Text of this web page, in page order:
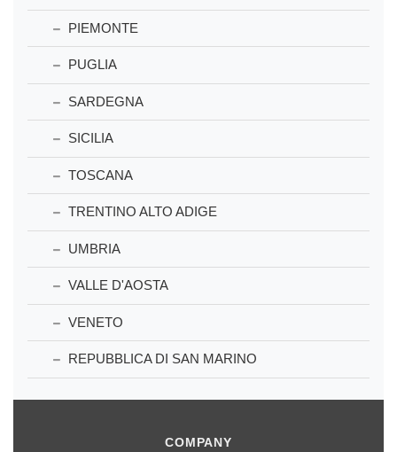
PIEMONTE
PUGLIA
SARDEGNA
SICILIA
TOSCANA
TRENTINO ALTO ADIGE
UMBRIA
VALLE D'AOSTA
VENETO
REPUBBLICA DI SAN MARINO
COMPANY